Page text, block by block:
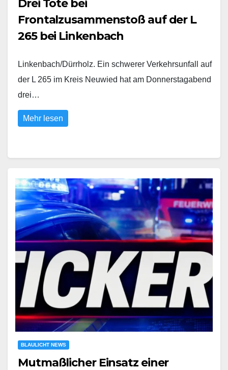
Drei Tote bei
Frontalzusammenstoß auf der L
265 bei Linkenbach
Linkenbach/Dürrholz. Ein schwerer Verkehrsunfall auf
der L 265 im Kreis Neuwied hat am Donnerstagabend
drei…
Mehr lesen
BLAULICHT NEWS
Mutmaßlicher Einsatz einer